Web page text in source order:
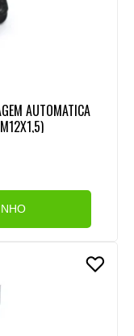
AUTOMATICA